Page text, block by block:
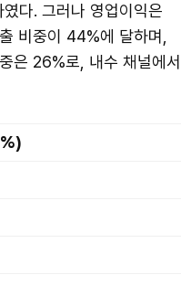
다. 그러나 영업이익은
비중이 44%에 달하며,
은 26%로, 내수 채널에서